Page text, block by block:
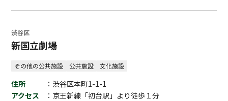
渋谷区
新国立劇場
その他の公共施設 公共施設 文化施設
住所
：渋谷区本町1-1-1
アクセス
：京王新線「初台駅」より徒歩１分